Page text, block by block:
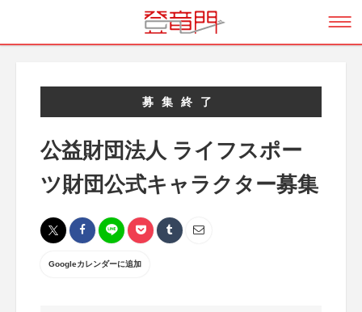
募集終了
公益財団法人 ライフスポー
ツ財団公式キャラクター募集
Googleカレンダーに追加